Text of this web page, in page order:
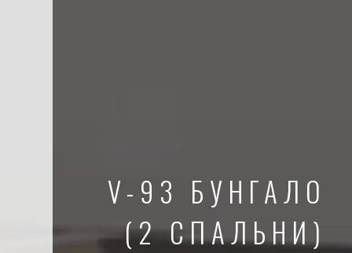
V-93 БУНГАЛО
(2 СПАЛЬНИ)